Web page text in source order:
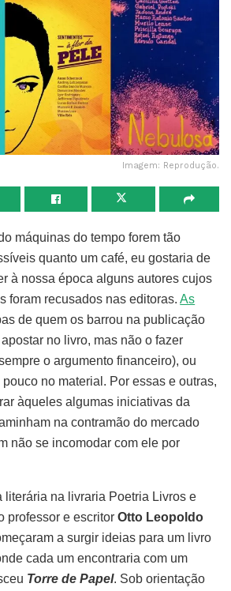
Imagem: Reprodução.
máquinas do tempo forem tão
quanto um café, eu gostaria de
à nossa época alguns autores cujos
foram recusados nas editoras.As
de quem os barrou na publicação
no livro, mas não o fazer
o argumento financeiro), ou
no material. Por essas e outras,
àqueles algumas iniciativas da
na contramão do mercado
não se incomodar com ele por
literária na livraria Poetria Livros e
professor e escritor Otto Leopoldo
a surgir ideias para um livro
cada um encontraria com um
Torre de Papel. Sob orientação